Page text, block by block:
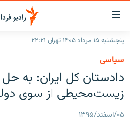
لینک‌های
قابلیت
دسترسی
بازگشت
اصلی
رفتن
ایران
پنجشنبه ۱۵ مرداد ۱۴۰۵ تهران ۲۲:۲۱
سیاسی
دادستان کل ایران: به
زیست‌محیطی از سوی
۰۵/اسفند/۱۳۹۵